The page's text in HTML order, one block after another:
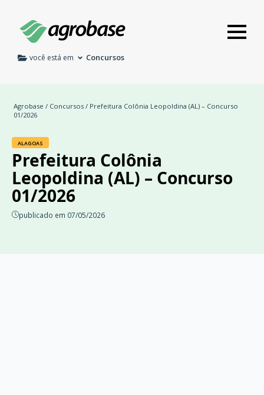
você está em Concursos
Agrobase / Concursos / Prefeitura Colônia Leopoldina (AL) – Concurso
01/2026
ALAGOAS
Prefeitura Colônia
Leopoldina (AL) – Concurso
01/2026
publicado em 07/05/2026